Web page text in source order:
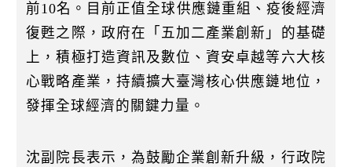
前10名。目前正值全球供應鏈重組、疫後經濟
復甦之際，政府在「五加二產業創新」的基礎
上，積極打造資訊及數位、資安卓越等六大核
心戰略產業，持續擴大臺灣核心供應鏈地位，
發揮全球經濟的關鍵力量。
沈副院長表示，為鼓勵企業創新升級，行政院